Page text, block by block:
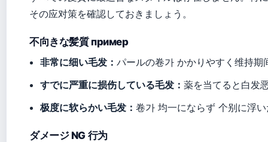
その应对策を確認しておきましょう。
不向きな髪質 пример
非常に细い毛发：パールの卷가 かかりやすく维持期
すでに严重に损伤している毛发：薬を当てると白发
极度に软らかい毛发：卷가 均一にならず 个别に浮
ダメージ NG 行为